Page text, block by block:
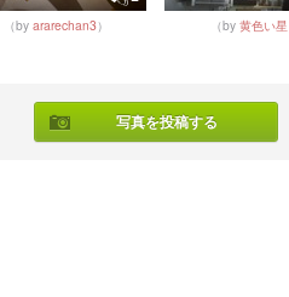
（by ararechan3） （by 黄色い星
写真を投稿する